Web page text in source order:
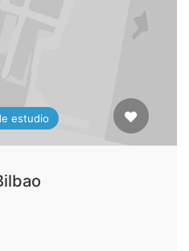
estudio